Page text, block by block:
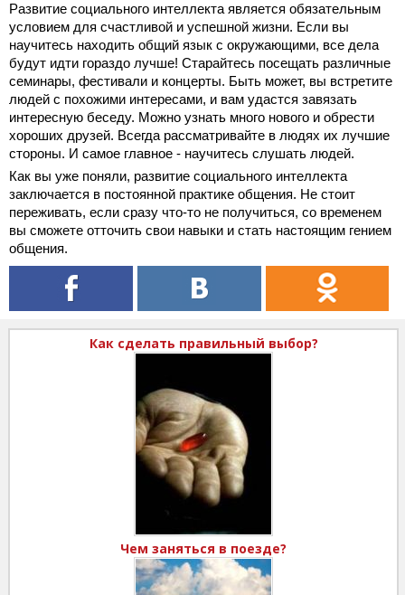
Развитие социального интеллекта является обязательным
условием для счастливой и успешной жизни. Если вы
научитесь находить общий язык с окружающими, все дела
будут идти гораздо лучше! Старайтесь посещать различные
семинары, фестивали и концерты. Быть может, вы встретите
людей с похожими интересами, и вам удастся завязать
интересную беседу. Можно узнать много нового и обрести
хороших друзей. Всегда рассматривайте в людях их лучшие
стороны. И самое главное - научитесь слушать людей.
Как вы уже поняли, развитие социального интеллекта
заключается в постоянной практике общения. Не стоит
переживать, если сразу что-то не получиться, со временем
вы сможете отточить свои навыки и стать настоящим гением
общения.
Как сделать правильный выбор?
Чем заняться в поезде?